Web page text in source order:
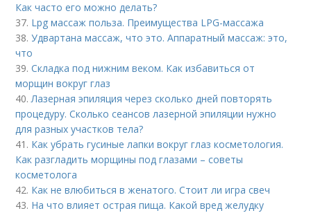
Как часто его можно делать?
37. Lpg массаж польза. Преимущества LPG-массажа
38.Удвартана массаж, что это. Аппаратный массаж: это,
что
39.Складка под нижним веком. Как избавиться от
морщин вокруг глаз
40.Лазерная эпиляция через сколько дней повторять
процедуру. Сколько сеансов лазерной эпиляции нужно
для разных участков тела?
41. Как убрать гусиные лапки вокруг глаз косметология.
Как разгладить морщины под глазами – советы
косметолога
42. Как не влюбиться в женатого. Стоит ли игра свеч
43. На что влияет острая пища. Какой вред желудку